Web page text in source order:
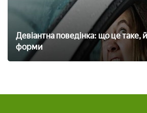
Девіантна поведінка: що це таке,
форми